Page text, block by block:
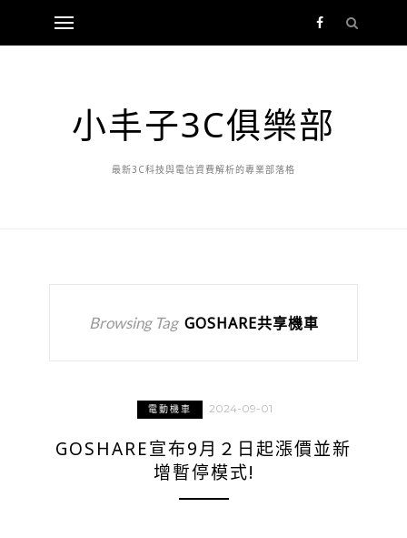
小丰子3C俱樂部
最新3C科技與電信資費解析的專業部落格
Browsing Tag GOSHARE共享機車
電動機車 2024-09-01
GOSHARE宣布9月２日起漲價並新
增暫停模式!